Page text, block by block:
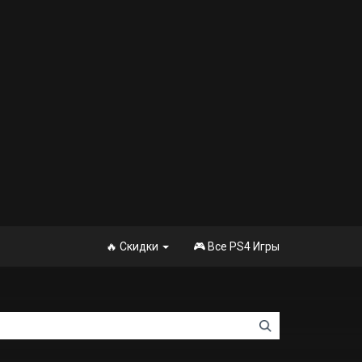
🔥 Скидки 🎮 Все PS4 Игры